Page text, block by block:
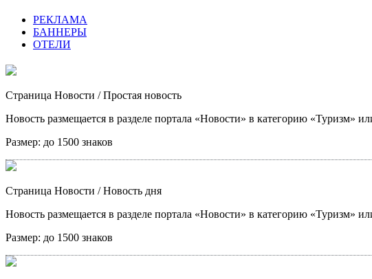
РЕКЛАМА
БАННЕРЫ
ОТЕЛИ
Страница Новости / Простая новость
Новость размещается в разделе портала «Новости» в категорию «Туризм»
Размер: до 1500 знаков
Страница Новости / Новость дня
Новость размещается в разделе портала «Новости» в категорию «Туризм»
Размер: до 1500 знаков